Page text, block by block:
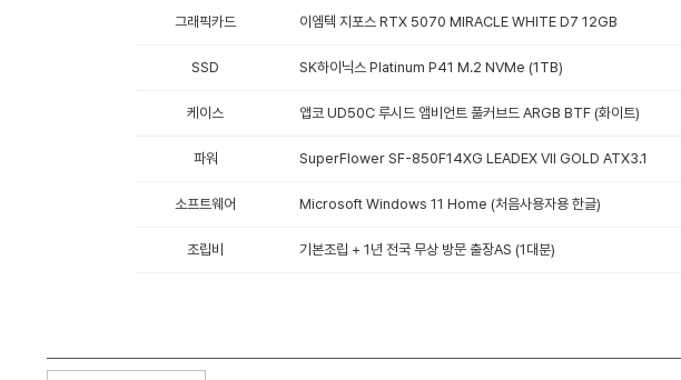
그래픽카드 이엠텍 지포스 RTX 5070 MIRACLE WHITE D7 12GB
SSD SK하이닉스 Platinum P41 M.2 NVMe (1TB)
케이스 앱코 UD50C 루시드 앰비언트 풀커브드 ARGB BTF (화이트)
파워 SuperFlower SF-850F14XG LEADEX VII GOLD ATX3.1
소프트웨어 Microsoft Windows 11 Home (처음사용자용 한글)
조립비 기본조립 + 1년 전국 무상 방문 출장AS (1대분)